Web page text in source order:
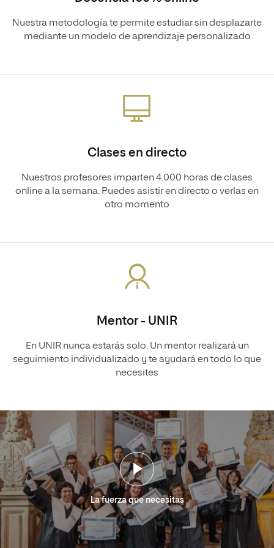
Nuestra metodología te permite estudiar sin desplazarte
mediante un modelo de aprendizaje personalizado
Clases en directo
Nuestros profesores imparten 4.000 horas de clases
online a la semana. Puedes asistir en directo o verlas en
otro momento
Mentor - UNIR
En UNIR nunca estarás solo. Un mentor realizará un
seguimiento individualizado y te ayudará en todo lo que
necesites
La fuerza que necesitas